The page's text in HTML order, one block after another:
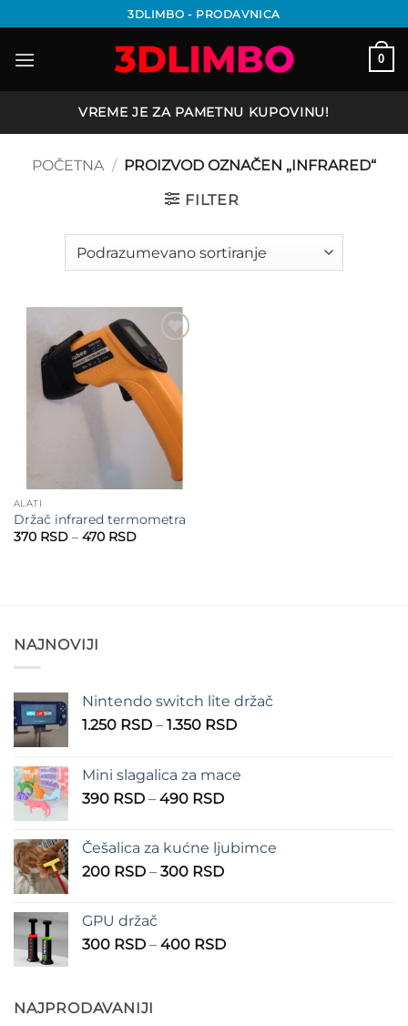
na
sadržaj
3DLIMBO - PRODAVNICA
0
VREME JE ZA PAMETNU KUPOVINU!
POČETNA / PROIZVOD OZNAČEN „INFRARED“
FILTER
Add to
wishlist
ALATI
Držač infrared termometra
370 RSD – 470 RSDRaspon
NAJNOVIJI
Nintendo switch lite držač
1.250 RSD – 1.350 RSDRaspon
1.250 RSD
Mini slagalica za mace
390 RSD – 490 RSDRaspon
390 RSD
do
Češalica za kućne ljubimce
200 RSD – 300 RSDRaspon
do
GPU držač
300 RSD – 400 RSDRaspon
NAJPRODAVANIJI